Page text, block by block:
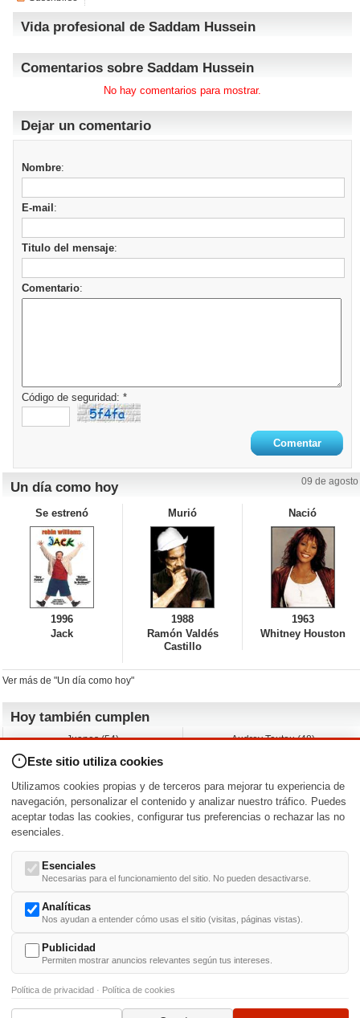
Vida profesional de Saddam Hussein
Comentarios sobre Saddam Hussein
No hay comentarios para mostrar.
Dejar un comentario
Nombre:
E-mail :
Titulo del mensaje:
Comentario:
Código de seguridad: *
Un día como hoy 09 de agosto
Se estrenó
1996
Jack
Murió
1988
Ramón Valdés
Castillo
Nació
1963
Whitney Houston
Ver más de "Un día como hoy"
Hoy también cumplen
Juanes (54)
Jessica Capshaw (50)
Sam Elliott (82)
Jarvis Hayes (45)
Audrey Tautou (48)
The Edge (65)
Anna Kendrick (41)
Nacimientos y estrenos en la fecha
DD/MM /
-U- V- W- X - -
Este sitio utiliza cookies
Utilizamos cookies propias y de terceros para mejorar tu experiencia de
navegación, personalizar el contenido y analizar nuestro tráfico. Puedes
aceptar todas las cookies, configurar tus preferencias o rechazar las no
esenciales.
Esenciales
Necesarias para el funcionamiento del sitio. No pueden desactivarse.
Analíticas
Nos ayudan a entender cómo usas el sitio (visitas, páginas vistas).
Publicidad
Permiten mostrar anuncios relevantes según tus intereses.
Política de privacidad · Política de cookies